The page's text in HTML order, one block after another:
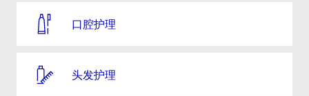
口腔护理
头发护理